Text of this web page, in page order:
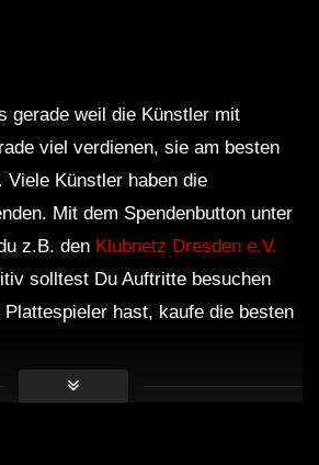
gerade weil die Künstler mit
viel verdienen, sie am besten
Künstler haben die
Mit dem Spendenbutton unter
z.B. den Klubnetz Dresden e.V.
solltest Du Auftritte besuchen
Plattespieler hast, kaufe die besten